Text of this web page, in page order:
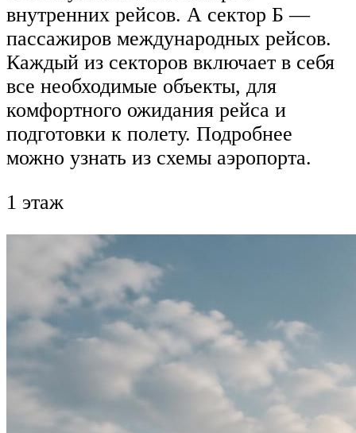
внутренних рейсов. А сектор Б —
пассажиров международных рейсов.
Каждый из секторов включает в себя
все необходимые объекты, для
комфортного ожидания рейса и
подготовки к полету. Подробнее
можно узнать из схемы аэропорта.
1 этаж